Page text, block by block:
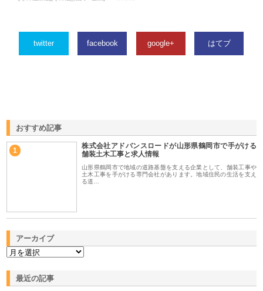
twitter facebook google+ はてブ
おすすめ記事
1
株式会社アドバンスロードが山形県鶴岡市で手がける
舗装土木工事と求人情報
山形県鶴岡市で地域の道路基盤を支える企業として、舗装工事や
土木工事を手がける専門会社があります。地域住民の生活を支え
る道…
アーカイブ
最近の記事